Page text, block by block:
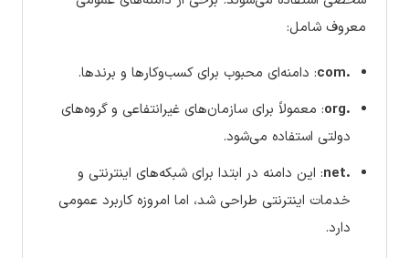
معروف شامل:
.com
: دامنه‌ای محبوب برای کسب‌وکارها و برندها.
.org
: معمولاً برای سازمان‌های غیرانتفاعی و گروه‌های
دولتی استفاده می‌شود.
.net
: این دامنه در ابتدا برای شبکه‌های اینترنتی و
خدمات اینترنتی طراحی شد، اما امروزه کاربرد عمومی
دارد.